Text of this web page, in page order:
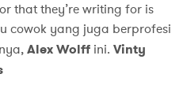
that they’re writing for is
cowok yang juga berprofesi
Alex Wolff ini. Vinty